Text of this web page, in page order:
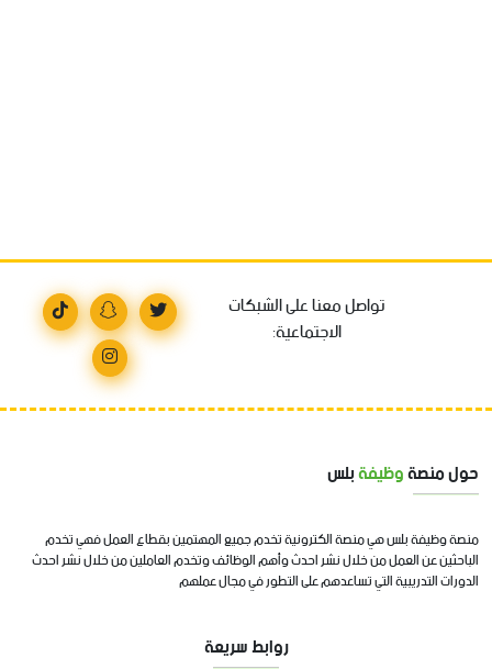
تواصل معنا على الشبكات
الاجتماعية:
حول منصةوظيفةبلس
منصة وظيفة بلس هي منصة الكترونية تخدم جميع المهتمين بقطاع العمل فهي تخدم
الباحثين عن العمل من خلال نشر احدث وأهم الوظائف وتخدم العاملين من خلال نشر احدث
الدورات التدريبية التي تساعدهم على التطور في مجال عملهم
روابط سريعة